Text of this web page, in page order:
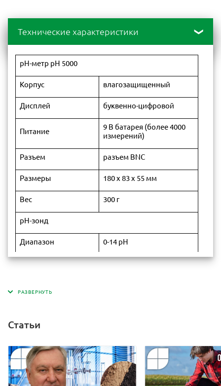
Технические характеристики
pH-метр pH 5000
Корпус влагозащищенный
Дисплей буквенно-цифровой
Питание
9 В батарея (более 4000
измерений)
Разъем разъем BNC
Размеры 180 х 83 х 55 мм
Вес 300 г
рН-зонд
Диапазон 0-14 рН
Разрешение 0,01 pH
Точность
Калибровка
Зонд
125 мм, стеклянный, с
гелевым наполнением и
тремя диафрагмами
Статьи